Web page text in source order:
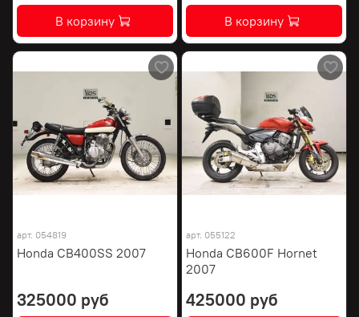
В корзину В корзину
арт. 054819
Honda CB400SS 2007
325000 руб
арт. 055122
Honda CB600F Hornet
2007
425000 руб